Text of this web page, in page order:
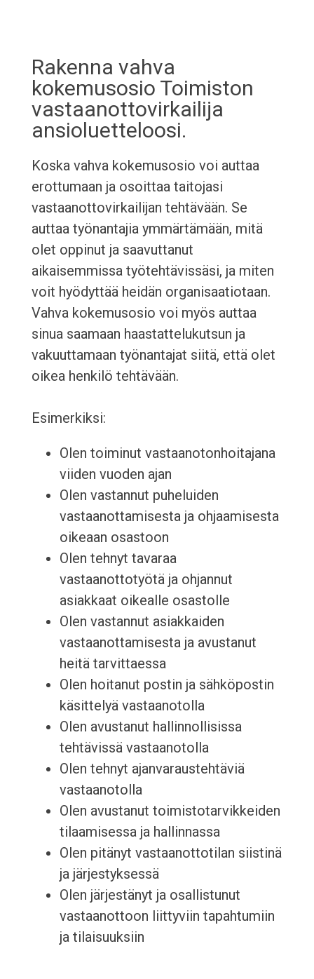
Rakenna vahva
kokemusosio Toimiston
vastaanottovirkailija
ansioluetteloosi.
Koska vahva kokemusosio voi auttaa
erottumaan ja osoittaa taitojasi
vastaanottovirkailijan tehtävään. Se
auttaa työnantajia ymmärtämään, mitä
olet oppinut ja saavuttanut
aikaisemmissa työtehtävissäsi, ja miten
voit hyödyttää heidän organisaatiotaan.
Vahva kokemusosio voi myös auttaa
sinua saamaan haastattelukutsun ja
vakuuttamaan työnantajat siitä, että olet
oikea henkilö tehtävään.
Esimerkiksi:
Olen toiminut vastaanotonhoitajana
viiden vuoden ajan
Olen vastannut puheluiden
vastaanottamisesta ja ohjaamisesta
oikeaan osastoon
Olen tehnyt tavaraa
vastaanottotyötä ja ohjannut
asiakkaat oikealle osastolle
Olen vastannut asiakkaiden
vastaanottamisesta ja avustanut
heitä tarvittaessa
Olen hoitanut postin ja sähköpostin
käsittelyä vastaanotolla
Olen avustanut hallinnollisissa
tehtävissä vastaanotolla
Olen tehnyt ajanvaraustehtäviä
vastaanotolla
Olen avustanut toimistotarvikkeiden
tilaamisessa ja hallinnassa
Olen pitänyt vastaanottotilan siistinä
ja järjestyksessä
Olen järjestänyt ja osallistunut
vastaanottoon liittyviin tapahtumiin
ja tilaisuuksiin